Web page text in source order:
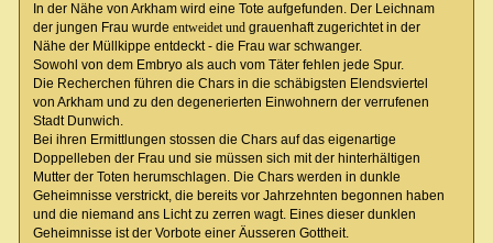
In der Nähe von Arkham wird eine Tote aufgefunden. Der Leichnam
der jungen Frau wurde entweidet undgrauenhaft zugerichtet in der
Nähe der Müllkippe entdeckt - die Frau war schwanger.
Sowohl von dem Embryo als auch vom Täter fehlen jede Spur.
Die Recherchen führen die Chars in die schäbigsten Elendsviertel
von Arkham und zu den degenerierten Einwohnern der verrufenen
Stadt Dunwich.
Bei ihren Ermittlungen stossen die Chars auf das eigenartige
Doppelleben der Frau und sie müssen sich mit der hinterhältigen
Mutter der Toten herumschlagen. Die Chars werden in dunkle
Geheimnisse verstrickt, die bereits vor Jahrzehnten begonnen haben
und die niemand ans Licht zu zerren wagt. Eines dieser dunklen
Geheimnisse ist der Vorbote einer Äusseren Gottheit.